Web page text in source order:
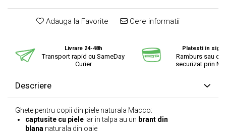
Adauga la Favorite Cere informatii
Livrare 24-48h
Transport rapid cu SameDay
Curier
Platesti in
Ramburs sau cu
securizat prin
Descriere
Ghete pentru copii din piele naturala Macco:
captusite cu piele iar in talpa au un brant din
blana naturala din oaie